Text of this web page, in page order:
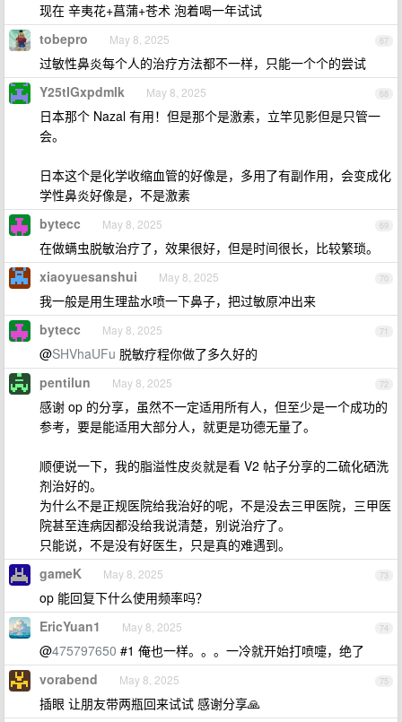
现在 辛夷花+菖蒲+苍术 泡着喝一年试试
67
tobepro May 8, 2025
过敏性鼻炎每个人的治疗方法都不一样，只能一个个的尝试
68
Y25tIGxpdmlk May 8, 2025
日本那个 Nazal 有用！但是那个是激素，立竿见影但是只管一
会。
日本这个是化学收缩血管的好像是，多用了有副作用，会变成化
学性鼻炎好像是，不是激素
69
bytecc May 8, 2025
在做螨虫脱敏治疗了，效果很好，但是时间很长，比较繁琐。
70
xiaoyuesanshui May 8, 2025
我一般是用生理盐水喷一下鼻子，把过敏原冲出来
71
bytecc May 8, 2025
@SHVhaUFu 脱敏疗程你做了多久好的
72
pentilun May 8, 2025
感谢 op 的分享，虽然不一定适用所有人，但至少是一个成功的
参考，要是能适用大部分人，就更是功德无量了。
顺便说一下，我的脂溢性皮炎就是看 V2 帖子分享的二硫化硒洗
剂治好的。
为什么不是正规医院给我治好的呢，不是没去三甲医院，三甲医
院甚至连病因都没给我说清楚，别说治疗了。
只能说，不是没有好医生，只是真的难遇到。
73
gameK May 8, 2025
op 能回复下什么使用频率吗？
74
EricYuan1 May 8, 2025
@475797650 #1 俺也一样。。。一冷就开始打喷嚏，绝了
75
vorabend May 8, 2025
插眼 让朋友带两瓶回来试试 感谢分享🙏